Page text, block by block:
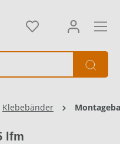
Klebebänder
lfm